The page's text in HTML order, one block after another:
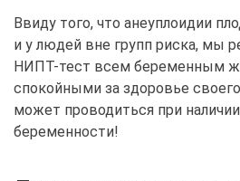
Ввиду того, что анеуплоидии
и у людей вне групп риска, мы
НИПТ-тест всем беременным
спокойными за здоровье
может проводиться при
беременности!